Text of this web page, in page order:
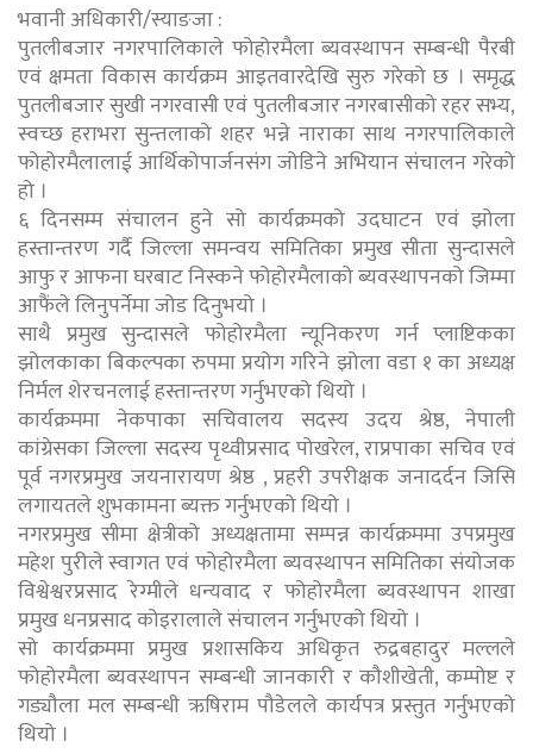
भवानी अधिकारी/स्याङजा :
पुतलीबजार नगरपालिकाले फोहोरमैला ब्यवस्थापन सम्बन्धी पैरबी
एवं क्षमता विकास कार्यक्रम आइतवारदेखि सुरु गरेको छ । समृद्ध
पुतलीबजार सुखी नगरवासी एवं पुतलीबजार नगरबासीको रहर सभ्य,
स्वच्छ हराभरा सुन्तलाको शहर भन्ने नाराका साथ नगरपालिकाले
फोहोरमैलालाई आर्थिकोपार्जनसंग जोडिने अभियान संचालन गरेको
हो ।
६ दिनसम्म संचालन हुने सो कार्यक्रमको उदघाटन एवं झोला
हस्तान्तरण गर्दै जिल्ला समन्वय समितिका प्रमुख सीता सुन्दासले
आफु र आफना घरबाट निस्कने फोहोरमैलाको ब्यवस्थापनको जिम्मा
आफैंले लिनुपर्नेमा जोड दिनुभयो ।
साथै प्रमुख सुन्दासले फोहोरमैला न्यूनिकरण गर्न प्लाष्टिकका
झोलकाका बिकल्पका रुपमा प्रयोग गरिने झोला वडा १ का अध्यक्ष
निर्मल शेरचनलाई हस्तान्तरण गर्नुभएको थियो ।
कार्यक्रममा नेकपाका सचिवालय सदस्य उदय श्रेष्ठ, नेपाली
कांग्रेसका जिल्ला सदस्य पृथ्वीप्रसाद पोखरेल, राप्रपाका सचिव एवं
पूर्व नगरप्रमुख जयनारायण श्रेष्ठ , प्रहरी उपरीक्षक जनादर्दन जिसि
लगायतले शुभकामना ब्यक्त गर्नुभएको थियो ।
नगरप्रमुख सीमा क्षेत्रीको अध्यक्षतामा सम्पन्न कार्यक्रममा उपप्रमुख
महेश पुरीले स्वागत एवं फोहोरमैला ब्यवस्थापन समितिका संयोजक
विश्वेश्वरप्रसाद रेग्मीले धन्यवाद र फोहोरमैला ब्यवस्थापन शाखा
प्रमुख धनप्रसाद कोइरालाले संचालन गर्नुभएको थियो ।
सो कार्यक्रममा प्रमुख प्रशासकिय अधिकृत रुद्रबहादुर मल्लले
फोहोरमैला ब्यवस्थापन सम्बन्धी जानकारी र कौशीखेती, कम्पोष्ट र
गड्यौला मल सम्बन्धी ऋषिराम पौडेलले कार्यपत्र प्रस्तुत गर्नुभएको
थियो ।